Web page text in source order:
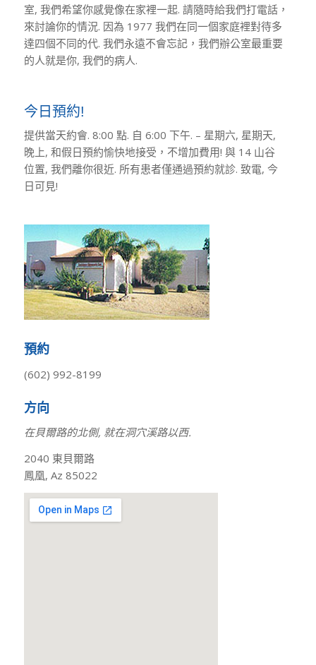
室, 我們希望你感覺像在家裡一起. 請隨時給我們打電話，
來討論你的情況. 因為 1977 我們在同一個家庭裡對待多
達四個不同的代. 我們永遠不會忘記，我們辦公室最重要
的人就是你, 我們的病人.
今日預約!
提供當天約會. 8:00 點. 自 6:00 下午. – 星期六, 星期天,
晚上, 和假日預約愉快地接受，不增加費用! 與 14 山谷
位置, 我們離你很近. 所有患者僅通過預約就診. 致電, 今
日可見!
預約
(602) 992-8199
方向
在貝爾路的北側, 就在洞穴溪路以西.
2040 東貝爾路
鳳凰, Az 85022